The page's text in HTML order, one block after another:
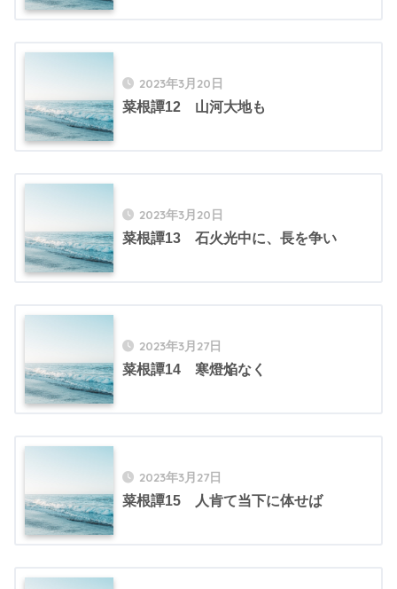
2023年3月20日
菜根譚12 山河大地も
2023年3月20日
菜根譚13 石火光中に、長を争い
2023年3月27日
菜根譚14 寒燈焔なく
2023年3月27日
菜根譚15 人肯て当下に体せば